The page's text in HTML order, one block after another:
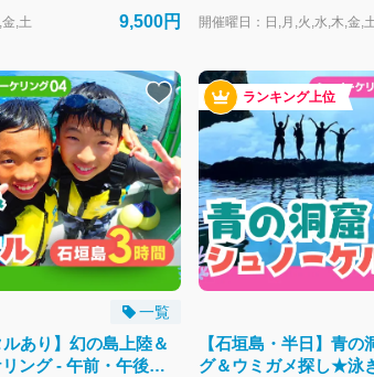
,土 9,500円 開催曜日：日,月,火,水,木,金,
一覧
あり】幻の島上陸＆
ング - 午前・午後の2
ランキング上位
【石垣島・半日】青
グ＆ウミガメ探し★泳